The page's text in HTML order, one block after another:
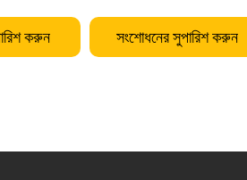
করুন সংশোধনের সুপারিশ করুন